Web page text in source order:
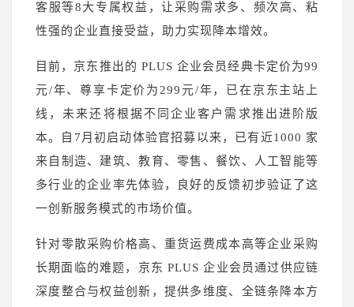
登录
注册
客服等8大专属权益，让采购需求多、频次高、粘
性强的企业直接受益，助力实现降本增效。
目前，京东推出的 PLUS 企业会员经典卡定价为99
元/年、尊享卡定价为299元/年，已在京东主站上
线，未来还将根据不同企业客户需求推出进阶版
本。自7月初启动体验官招募以来，已有近1000 家
来自制造、建筑、教育、零售、餐饮、人工智能等
多行业的企业率先体验，良好的反馈初步验证了这
一创新服务模式的市场价值。
针对零散采购价格高、重货运费成本高等企业采购
长期面临的难题，京东 PLUS 企业会员通过供应链
深度整合与权益创新，提供多维度、全链条降本方